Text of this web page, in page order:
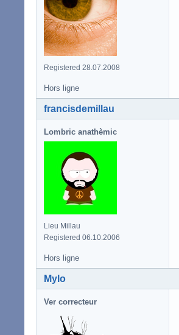
Registered 28.07.2008
Hors ligne
francisdemillau
Lombric anathèmic
Lieu Millau
Registered 06.10.2006
Hors ligne
Mylo
Ver correcteur